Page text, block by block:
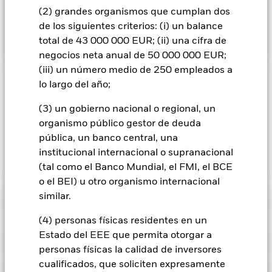
(2) grandes organismos que cumplan dos
de los siguientes criterios: (i) un balance
total de 43 000 000 EUR; (ii) una cifra de
negocios neta anual de 50 000 000 EUR;
(iii) un número medio de 250 empleados a
lo largo del año;
(3) un gobierno nacional o regional, un
organismo público gestor de deuda
pública, un banco central, una
institucional internacional o supranacional
(tal como el Banco Mundial, el FMI, el BCE
o el BEI) u otro organismo internacional
similar.
(4) personas físicas residentes en un
Estado del EEE que permita otorgar a
personas físicas la calidad de inversores
cualificados, que soliciten expresamente
emisores con unas exposiciones inconsistentes con el
análisis ESG de la GI.
INFORMACIÓN IMPORTANTE: Capital en Riesgo.
subir o bajar, y no están garantizados. Es posible que los
inversores no recuperen la cantidad invertida originalmente.
Mostrar menos
BlackRock Global Unconstrained Equity Fund
Gráfico de rendimiento
Ver gráfico completo
El riesgo de inversión se concentra en ciertos sectores, países,
divisas o empresas. Ello significa que el Fondo es más
sensible a cualquier hecho localizado, ya sea económico, de
Datos clave